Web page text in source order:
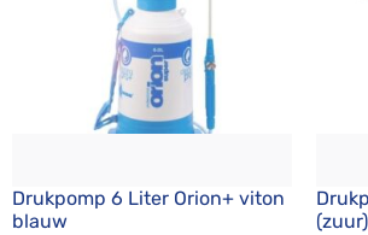
Drukpomp 6 Liter Orion+ viton
blauw
(zuur)